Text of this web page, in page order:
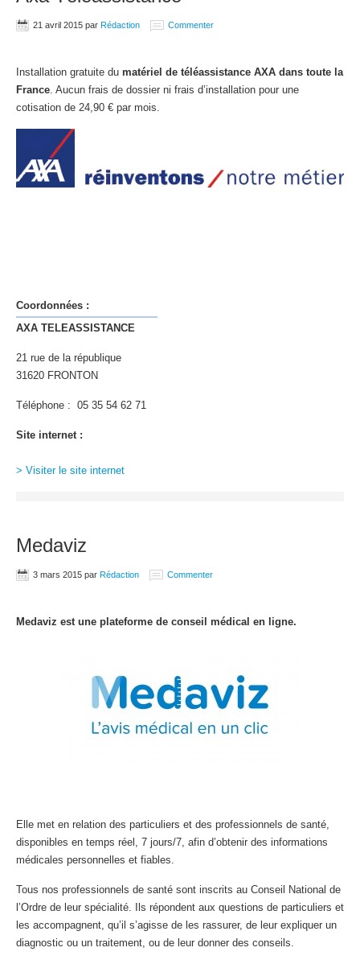
21 avril 2015 par Rédaction Commenter
Installation gratuite du matériel de téléassistance AXA dans toute la
France. Aucun frais de dossier ni frais d’installation pour une
cotisation de 24,90 € par mois.
Coordonnées :
AXA TELEASSISTANCE
21 rue de la république
31620 FRONTON
Téléphone : 05 35 54 62 71
Site internet :
> Visiter le site internet
Medaviz
3 mars 2015 par Rédaction Commenter
Medaviz est une plateforme de conseil médical en ligne.
Elle met en relation des particuliers et des professionnels de santé,
disponibles en temps réel, 7 jours/7, afin d’obtenir des informations
médicales personnelles et fiables.
Tous nos professionnels de santé sont inscrits au Conseil National de
l’Ordre de leur spécialité. Ils répondent aux questions de particuliers et
les accompagnent, qu’il s’agisse de les rassurer, de leur expliquer un
diagnostic ou un traitement, ou de leur donner des conseils.